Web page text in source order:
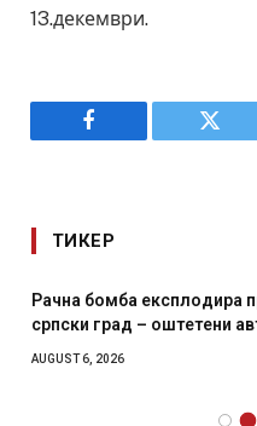
13.декември.
Facebook
ТИКЕР
Рачна бомба експлодира
српски град – оштетени
AUGUST 6, 2026